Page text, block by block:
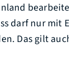
darf nur
Das gilt